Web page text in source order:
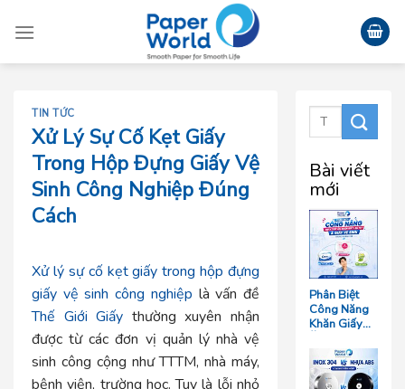
TIN TỨC
Xử Lý Sự Cố Kẹt Giấy
Trong Hộp Đựng Giấy Vệ
Sinh Công Nghiệp Đúng
Cách
Xử lý sự cố kẹt giấy trong hộp đựng
giấy vệ sinh công nghiệp là vấn đề
Thế Giới Giấy thường xuyên nhận
được từ các đơn vị quản lý nhà vệ
sinh công cộng như TTTM, nhà máy,
bệnh viện, trường học. Tuy là lỗi nhỏ
Bài viết
mới
Phân Biệt
Công Năng
Khăn Giấy
Giấy Lau Tay
Và Giấy Vệ
Sinh Trong